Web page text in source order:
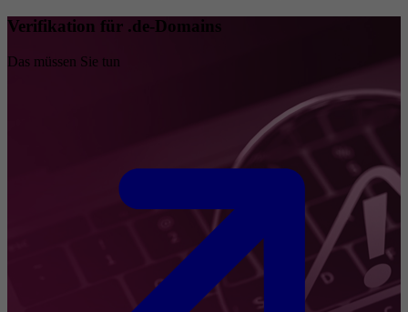
Verifikation für .de-Domains
Das müssen Sie tun